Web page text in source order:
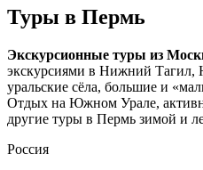
Туры в Пермь
Экскурсионные туры из
экскурсиями в Нижний Тагил,
уральские сёла, большие и
Отдых на Южном Урале,
другие туры в Пермь зимой и
Россия